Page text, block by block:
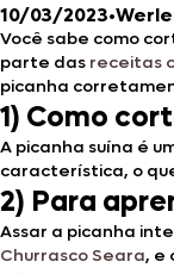
10/03/2023•
Você sabe como
parte das receitas
picanha
1) Como
A picanha suína é
característica, o
2) Para
Assar a picanha
Churrasco Seara, e